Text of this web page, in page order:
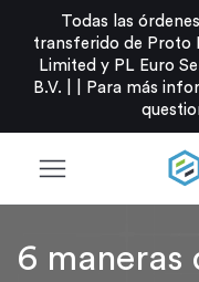
Todas las
transferido de Proto
Limited y PL Euro
B.V. |
Para más
menu
6 maneras